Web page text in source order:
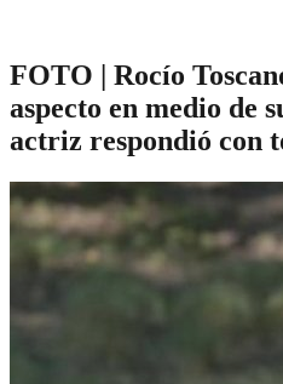
FOTO | Rocío
aspecto en medio de
actriz respondió con